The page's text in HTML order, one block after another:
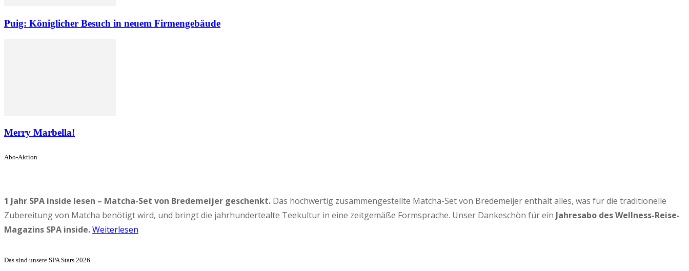
Puig: Königlicher Besuch in neuem Firmengebäude
Merry Marbella!
Abo-Aktion
1 Jahr SPA inside lesen – Matcha-Set von Bredemeijer geschenkt. Das hochwertig zusammengestellte Matcha-Set von Bredemeijer enthält alles, was für die traditionelle
Zubereitung von Matcha benötigt wird, und bringt die jahrhundertealte Teekultur in eine zeitgemäße Formsprache. Unser Dankeschön für ein Jahresabo des Wellness-Reise-
Magazins SPA inside.Weiterlesen
Das sind unsere SPA Stars 2026